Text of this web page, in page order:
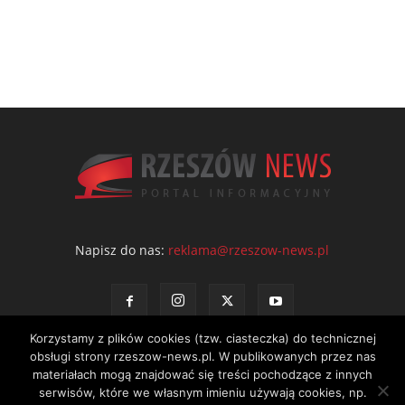
Napisz do nas: reklama@rzeszow-news.pl
Kontakt Polityka prywatności Regulamin portalu
Korzystamy z plików cookies (tzw. ciasteczka) do technicznej
obsługi strony rzeszow-news.pl. W publikowanych przez nas
materiałach mogą znajdować się treści pochodzące z innych
serwisów, które we własnym imieniu używają cookies, np.